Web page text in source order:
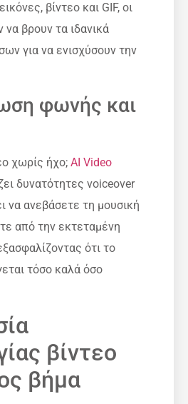
βίντεο και GIF, οι
βρουν τα ιδανικά
για να ενισχύσουν την
φωνής και
χωρίς ήχο; AI Video
δυνατότητες voiceover
να ανεβάσετε τη μουσική
από την εκτεταμένη
ότι το
τόσο καλά όσο
βίντεο
βήμα